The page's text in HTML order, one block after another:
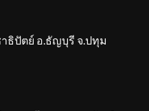
ธิปัตย์ อ.ธัญบุรี จ.ปทุม